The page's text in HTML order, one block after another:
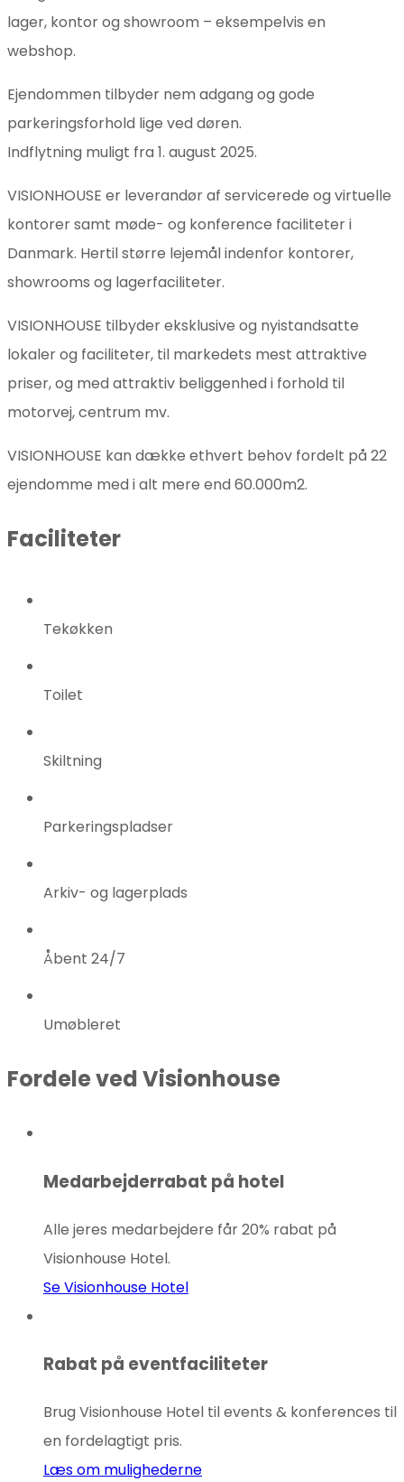
lager, kontor og showroom – eksempelvis en
webshop.
Ejendommen tilbyder nem adgang og gode
parkeringsforhold lige ved døren.
Indflytning muligt fra 1. august 2025.
VISIONHOUSE er leverandør af servicerede og virtuelle
kontorer samt møde- og konference faciliteter i
Danmark. Hertil større lejemål indenfor kontorer,
showrooms og lagerfaciliteter.
VISIONHOUSE tilbyder eksklusive og nyistandsatte
lokaler og faciliteter, til markedets mest attraktive
priser, og med attraktiv beliggenhed i forhold til
motorvej, centrum mv.
VISIONHOUSE kan dække ethvert behov fordelt på 22
ejendomme med i alt mere end 60.000m2.
Faciliteter
Tekøkken
Toilet
Skiltning
Parkeringspladser
Arkiv- og lagerplads
Åbent 24/7
Umøbleret
Fordele ved Visionhouse
Medarbejderrabat på hotel
Alle jeres medarbejdere får 20% rabat på
Visionhouse Hotel.
Se Visionhouse Hotel
Rabat på eventfaciliteter
Brug Visionhouse Hotel til events & konferences til
en fordelagtigt pris.
Læs om mulighederne